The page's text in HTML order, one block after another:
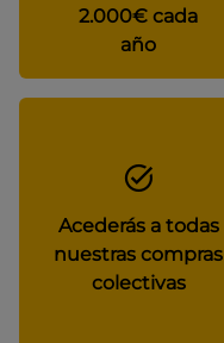
2.000€ cada
año
Acederás a todas
nuestras compras
colectivas